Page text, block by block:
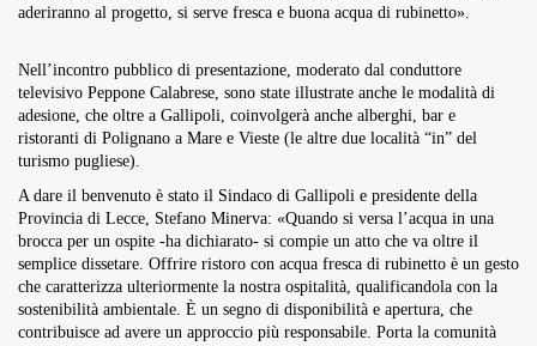
aderiranno al progetto, si serve fresca e buona acqua di rubinetto».
Nell’incontro pubblico di presentazione, moderato dal conduttore
televisivo Peppone Calabrese, sono state illustrate anche le modalità di
adesione, che oltre a Gallipoli, coinvolgerà anche alberghi, bar e
ristoranti di Polignano a Mare e Vieste (le altre due località “in” del
turismo pugliese).
A dare il benvenuto è stato il Sindaco di Gallipoli e presidente della
Provincia di Lecce, Stefano Minerva: «Quando si versa l’acqua in una
brocca per un ospite -ha dichiarato- si compie un atto che va oltre il
semplice dissetare. Offrire ristoro con acqua fresca di rubinetto è un gesto
che caratterizza ulteriormente la nostra ospitalità, qualificandola con la
sostenibilità ambientale. È un segno di disponibilità e apertura, che
contribuisce ad avere un approccio più responsabile. Porta la comunità